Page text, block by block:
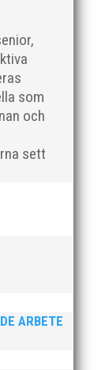
som
och
sett
ARBETE
om
(K22/M22 -
till
fina...
riktar